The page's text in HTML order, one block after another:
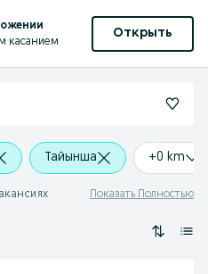
касанием
Открыть
Тайынша +0 km
Показать Полностью